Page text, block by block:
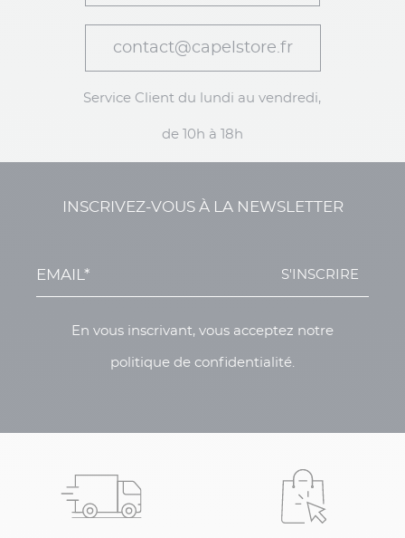
contact@capelstore.fr
Service Client du lundi au vendredi,
de 10h à 18h
INSCRIVEZ-VOUS À LA NEWSLETTER
S'INSCRIRE
En vous inscrivant, vous acceptez notre
politique de confidentialité.